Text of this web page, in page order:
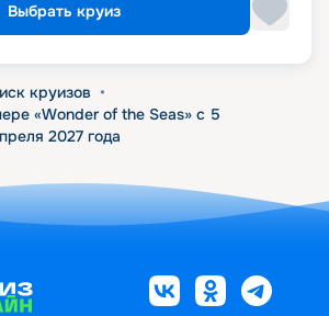
Выбрать круиз
круизов •
«Wonder of the Seas» с 5
2027 года